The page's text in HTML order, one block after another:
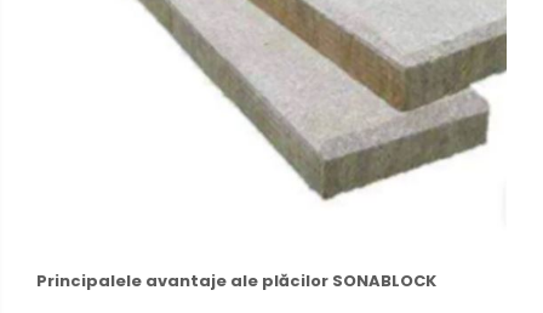
Principalele avantaje ale plăcilor SONABLOCK